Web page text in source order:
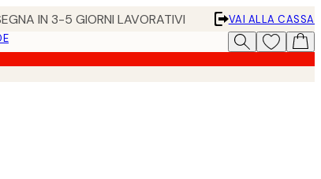
IN 3-5 GIORNI LAVORATIVI
VAI ALLA CASSA